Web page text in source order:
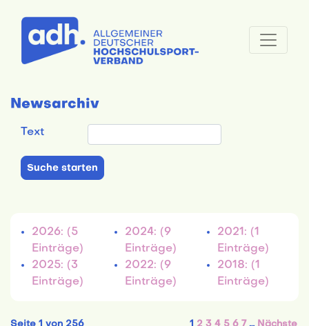
Newsarchiv
Text
2026: (5
Einträge)
2025: (3
Einträge)
2024: (9
Einträge)
2022: (9
Einträge)
2021: (1
Einträge)
2018: (1
Einträge)